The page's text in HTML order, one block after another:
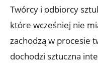
Twórcy i odbiorcy
które wcześniej nie
zachodzą w procesie
dochodzi sztuczna